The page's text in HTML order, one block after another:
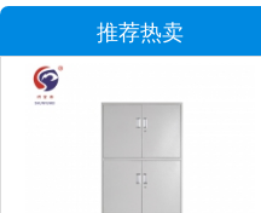
推荐热卖